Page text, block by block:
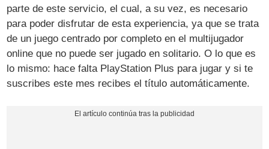
parte de este servicio, el cual, a su vez, es necesario
para poder disfrutar de esta experiencia, ya que se trata
de un juego centrado por completo en el multijugador
online que no puede ser jugado en solitario. O lo que es
lo mismo: hace falta PlayStation Plus para jugar y si te
suscribes este mes recibes el título automáticamente.